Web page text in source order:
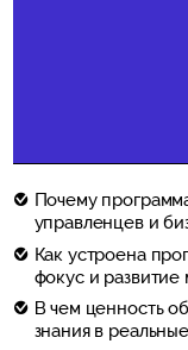
Почему
управленцев и
Как устроена
фокус и
В чем ценность
знания в